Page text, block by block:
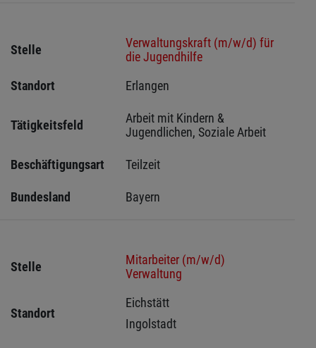
Stelle
Verwaltungskraft (m/w/d) für
die Jugendhilfe
Standort
Erlangen
Tätigkeitsfeld
Arbeit mit Kindern &
Jugendlichen, Soziale Arbeit
Beschäftigungsart Teilzeit
Bundesland Bayern
Stelle
Mitarbeiter (m/w/d)
Verwaltung
Standort
Eichstätt
Ingolstadt